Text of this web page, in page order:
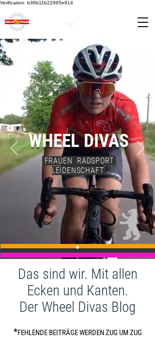
Verification: b36b11b22995e914
WHEEL DIVAS
FRAUEN RADSPORT
LEIDENSCHAFT
Das sind wir. Mit allen
Ecken und Kanten.
Der Wheel Divas Blog
*FEHLENDE BEITRÄGE WERDEN ZUG UM ZUG